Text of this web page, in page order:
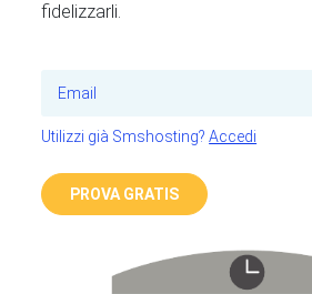
fidelizzarli.
Utilizzi già Smshosting?Accedi
PROVA GRATIS